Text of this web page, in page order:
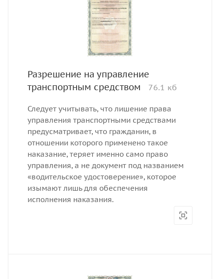
Разрешение на управление
транспортным средством
76.1 кб
Следует учитывать, что лишение права
управления транспортными средствами
предусматривает, что гражданин, в
отношении которого применено такое
наказание, теряет именно само право
управления, а не документ под названием
«водительское удостоверение», которое
изымают лишь для обеспечения
исполнения наказания.